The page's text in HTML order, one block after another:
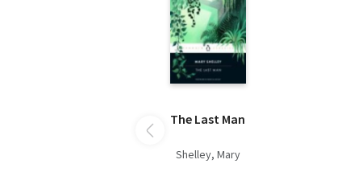
The Last Man
Shelley, Mary